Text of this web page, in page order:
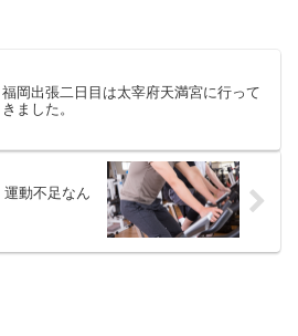
福岡出張二日目は太宰府天満宮に行って
きました。
動不足なん